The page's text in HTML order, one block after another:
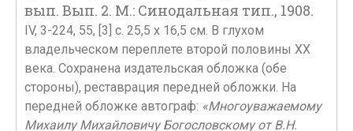
вып. Вып. 2. М.: Синодальная тип., 1908.
IV, 3-224, 55, [3] с. 25,5 х 16,5 см. В глухом
владельческом переплете второй половины ХХ
века. Сохранена издательская обложка (обе
стороны), реставрация передней обложки. На
передней обложке автограф: «Многоуважаемому
Михаилу Михайловичу Богословскому от В.Н.